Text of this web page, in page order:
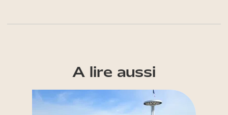
A lire aussi